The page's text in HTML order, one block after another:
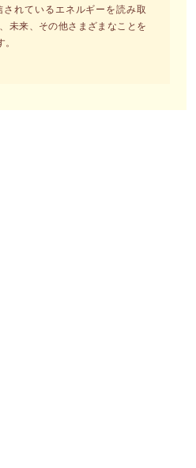
れているエネルギーを読み取
未来、その他さまざまなことを